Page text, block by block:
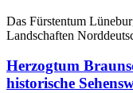
Das Fürstentum
Landschaften
Herzogtum
historische